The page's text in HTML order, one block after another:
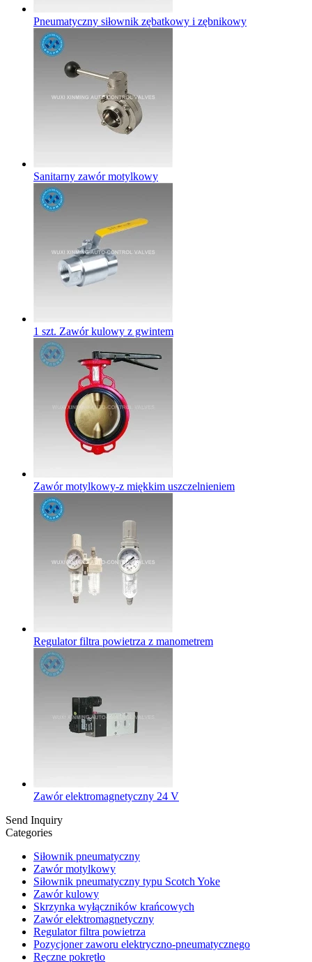
Pneumatyczny siłownik zębatkowy i zębnikowy
Sanitarny zawór motylkowy
1 szt. Zawór kulowy z gwintem
Zawór motylkowy-z miękkim uszczelnieniem
Regulator filtra powietrza z manometrem
Zawór elektromagnetyczny 24 V
Send Inquiry
Categories
Siłownik pneumatyczny
Zawór motylkowy
Siłownik pneumatyczny typu Scotch Yoke
Zawór kulowy
Skrzynka wyłączników krańcowych
Zawór elektromagnetyczny
Regulator filtra powietrza
Pozycjoner zaworu elektryczno-pneumatycznego
Ręczne pokrętło